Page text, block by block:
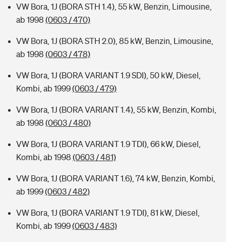
VW Bora, 1J (BORA STH 1.4), 55 kW, Benzin, Limousine,
ab 1998 (0603 / 470)
VW Bora, 1J (BORA STH 2.0), 85 kW, Benzin, Limousine,
ab 1998 (0603 / 478)
VW Bora, 1J (BORA VARIANT 1.9 SDI), 50 kW, Diesel,
Kombi, ab 1999(0603 / 479)
VW Bora, 1J (BORA VARIANT 1.4), 55 kW, Benzin, Kombi,
ab 1998 (0603 / 480)
VW Bora, 1J (BORA VARIANT 1.9 TDI), 66 kW, Diesel,
Kombi, ab 1998 (0603 / 481)
VW Bora, 1J (BORA VARIANT 1.6), 74 kW, Benzin, Kombi,
ab 1999(0603 / 482)
VW Bora, 1J (BORA VARIANT 1.9 TDI), 81 kW, Diesel,
Kombi, ab 1999(0603 / 483)